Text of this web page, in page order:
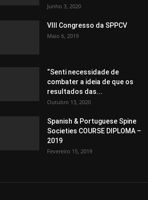
Junho 3, 2020
VIII Congresso da SPPCV
Maio 6, 2019
“Senti necessidade de
combater a ideia de que os
resultados das...
Outubro 13, 2020
Spanish & Portuguese Spine
Societies COURSE DIPLOMA –
2019
Fevereiro 15, 2019